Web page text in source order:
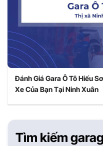
Đánh Giá Gara Ô Tô Hiếu
Xe Của Bạn Tại Ninh Xuân
Tìm kiếm